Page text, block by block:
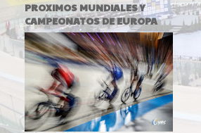
PROXIMOS MUNDIALES Y
CAMPEONATOS DE EUROPA